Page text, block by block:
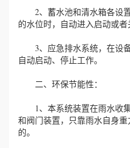
2、蓄水池和清水箱各设
的水位时，自动进入启动或者
3、应急排水系统，在设备
自动启动、停止工作。
二、环保节能性：
1、本系统装置在雨水收
和阀门装置，只靠雨水自身
的。